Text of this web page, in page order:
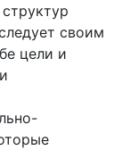
своим
цели и